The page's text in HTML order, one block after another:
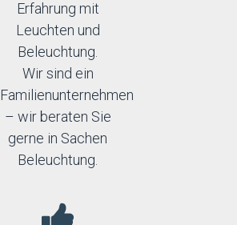
Erfahrung mit
Leuchten und
Beleuchtung.
Wir sind ein
Familienunternehmen
– wir beraten Sie
gerne in Sachen
Beleuchtung.